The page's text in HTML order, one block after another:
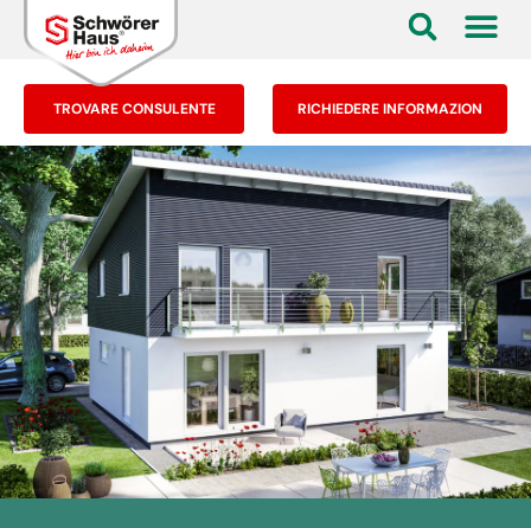
TROVARE CONSULENTE RICHIEDERE INFORMAZION